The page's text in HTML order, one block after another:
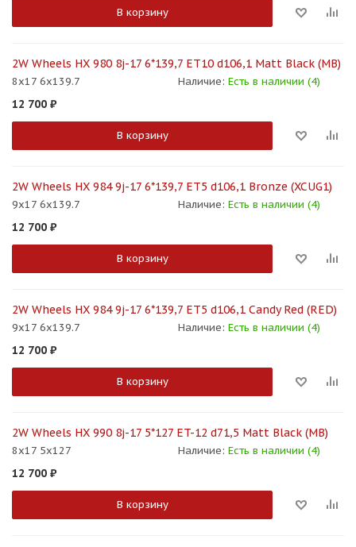
В корзину
2W Wheels HX 980 8j-17 6*139,7 ET10 d106,1 Matt Black (MB)
8x17 6x139.7 Наличие: Есть в наличии (4)
12 700 ₽
В корзину
2W Wheels HX 984 9j-17 6*139,7 ET5 d106,1 Bronze (XCUG1)
9x17 6x139.7 Наличие: Есть в наличии (4)
12 700 ₽
В корзину
2W Wheels HX 984 9j-17 6*139,7 ET5 d106,1 Candy Red (RED)
9x17 6x139.7 Наличие: Есть в наличии (4)
12 700 ₽
В корзину
2W Wheels HX 990 8j-17 5*127 ET-12 d71,5 Matt Black (MB)
8x17 5x127 Наличие: Есть в наличии (4)
12 700 ₽
В корзину